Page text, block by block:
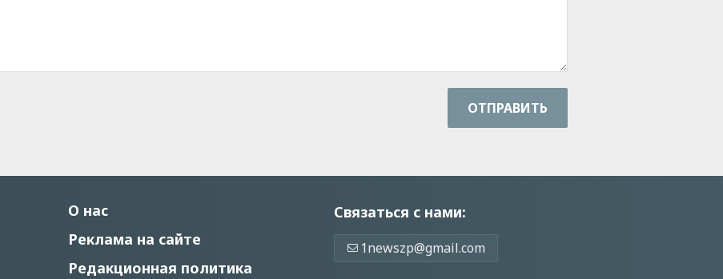
ОТПРАВИТЬ
О нас
Реклама на сайте
Редакционная политика
Связаться с нами:
1newszp@gmail.com